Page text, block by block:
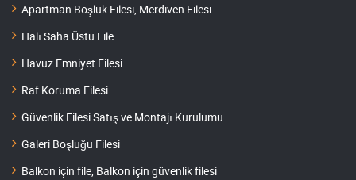
Apartman Boşluk Filesi, Merdiven Filesi
Halı Saha Üstü File
Havuz Emniyet Filesi
Raf Koruma Filesi
Güvenlik Filesi Satış ve Montajı Kurulumu
Galeri Boşluğu Filesi
Balkon için file, Balkon için güvenlik filesi